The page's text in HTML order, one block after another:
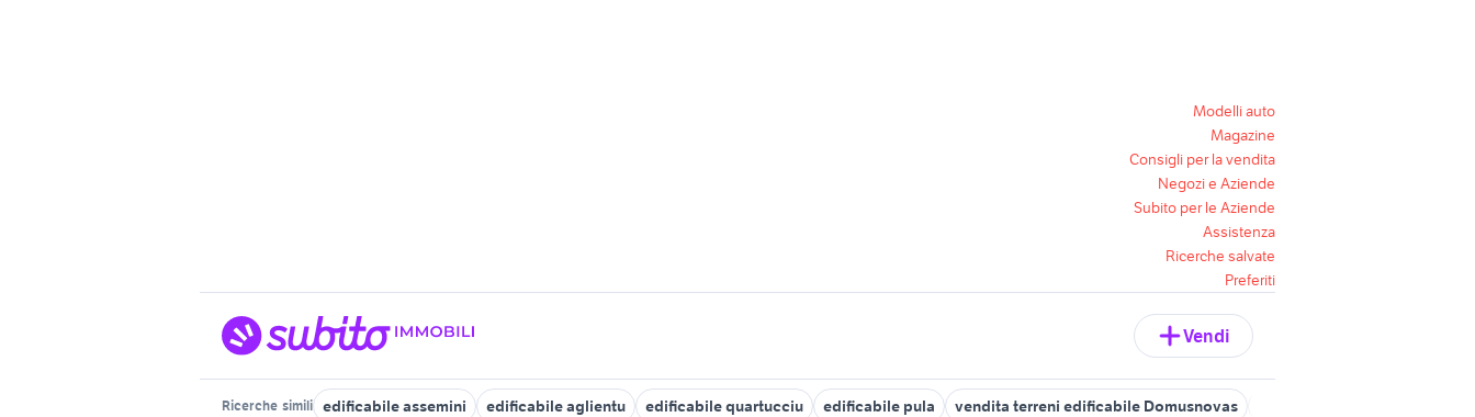
Modelli auto
Magazine
Consigli per la vendita
Negozi e Aziende
Subito per le Aziende
Assistenza
Ricerche salvate
Preferiti
Vendi
Ricerche simili edificabile assemini edificabile aglientu edificabile quartucciu edificabile pula vendita terreni edificabile Domusnovas